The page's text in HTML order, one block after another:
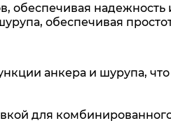
надежность
обеспечивая
анкера и шурупа,
для